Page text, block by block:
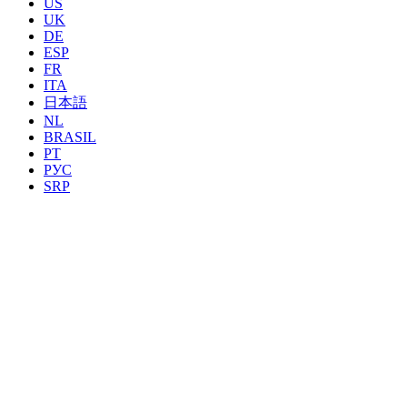
US
UK
DE
ESP
FR
ITA
日本語
NL
BRASIL
PT
РУС
SRP